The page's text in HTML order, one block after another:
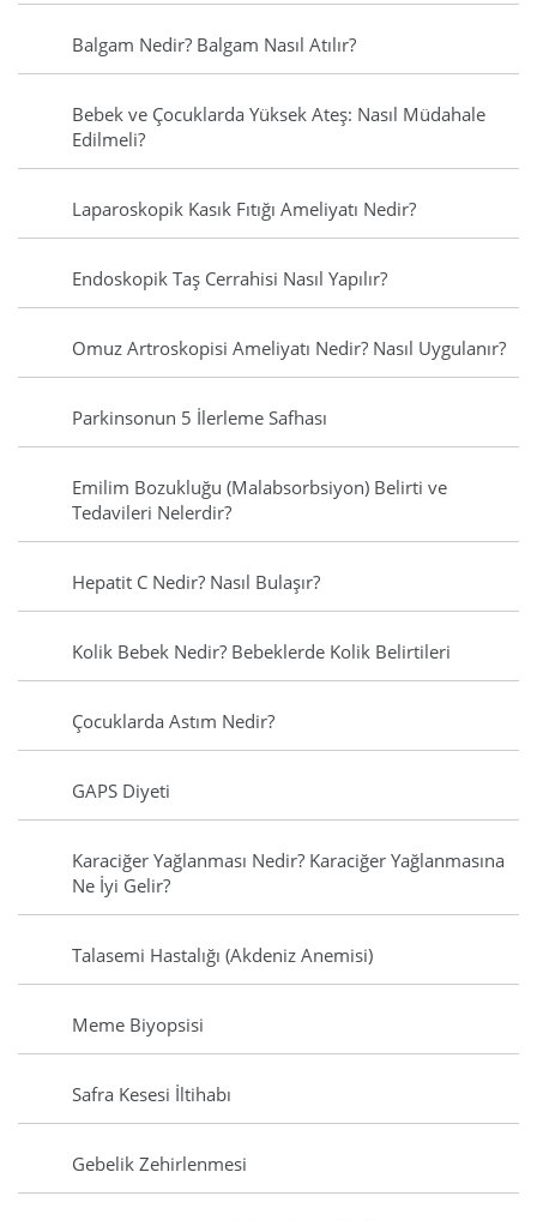
Balgam Nedir? Balgam Nasıl Atılır?
Bebek ve Çocuklarda Yüksek Ateş: Nasıl Müdahale
Edilmeli?
Laparoskopik Kasık Fıtığı Ameliyatı Nedir?
Endoskopik Taş Cerrahisi Nasıl Yapılır?
Omuz Artroskopisi Ameliyatı Nedir? Nasıl Uygulanır?
Parkinsonun 5 İlerleme Safhası
Emilim Bozukluğu (Malabsorbsiyon) Belirti ve
Tedavileri Nelerdir?
Hepatit C Nedir? Nasıl Bulaşır?
Kolik Bebek Nedir? Bebeklerde Kolik Belirtileri
Çocuklarda Astım Nedir?
GAPS Diyeti
Karaciğer Yağlanması Nedir? Karaciğer Yağlanmasına
Ne İyi Gelir?
Talasemi Hastalığı (Akdeniz Anemisi)
Meme Biyopsisi
Safra Kesesi İltihabı
Gebelik Zehirlenmesi